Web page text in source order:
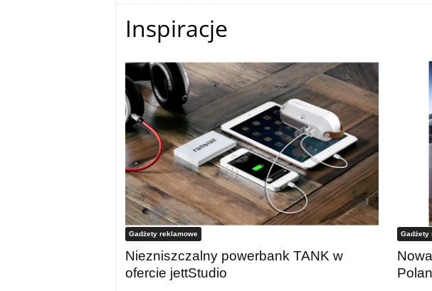
Inspiracje
Gadżety reklamowe
Niezniszczalny powerbank TANK w
ofercie jettStudio
Gadżety